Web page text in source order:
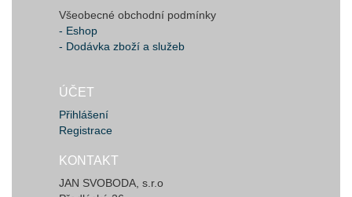
Všeobecné obchodní podmínky
- Eshop
- Dodávka zboží a služeb
ÚČET
Přihlášení
Registrace
KONTAKT
JAN SVOBODA, s.r.o